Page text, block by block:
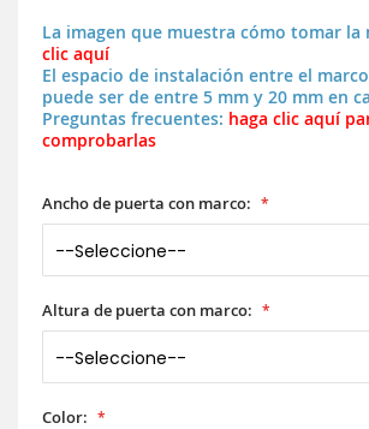
La imagen que muestra cómo tomar la
clic aquí
El espacio de instalación entre el
puede ser de entre 5 mm y 20 mm en
Preguntas frecuentes: haga clic aquí
comprobarlas
Ancho de puerta con marco:
Altura de puerta con marco:
Color: